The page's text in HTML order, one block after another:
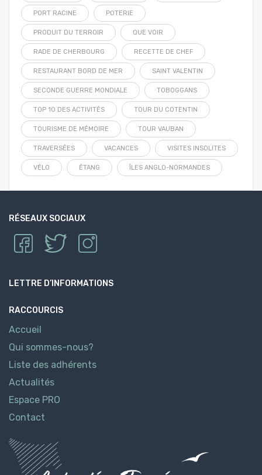
PORT RACINE POTERIE
PRODUIT DU TERROIR QUE VOIR
RADE DE CHERBOURG RECETTE DE CHEF
RESTAURANT BORD DE MER SAINT VALENTIN
SECONDE GUERRE MONDIALE TOBOGGANS
TOP 10 DES ACTIVITÉS TOUR DU COTENTIN
TOURISME DE MÉMOIRE TOUR VAUBAN
TRAVERSÉES VACANCES VISITES INSOLITES
VÉLO ÉTANG ÎLES ANGLO-NORMANDES
RÉSEAUX SOCIAUX
LETTRE D’INFORMATIONS
RACCOURCIS
Accueil
Qui sommes-nous?
Liste des adhérents
Actualités
Espace PRO
Contact